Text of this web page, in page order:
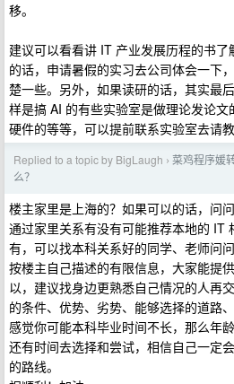
移。
建议可以看看讲 IT 产业发展历程的书
的话，申请暑假的实习去公司体会一下
楚一些。另外，如果读研的话，其实最
样是搞 AI 的有些实验室是做理论发论
硬件的等等，可以提前联系实验室去请教
Replied to a topic by BigLaugh › 菜鸡程序媛
么？
楼主家里是上海的？如果可以的话，问
通过家里关系有没有可能推荐本地的 IT
有，可以找本科关系好的同学、老师问
按楼主自己描述的有限信息，大家能提
以，建议找身边更熟悉自己情况的人再
的条件、优势、劣势、能够选择的道路、
感觉你可能本科毕业时间不长，那么年
还有时间去选择和尝试，相信自己一定
的路线。